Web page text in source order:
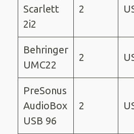
Scarlett
2i2
2
Behringer
UMC22
2
PreSonus
AudioBox
USB 96
2